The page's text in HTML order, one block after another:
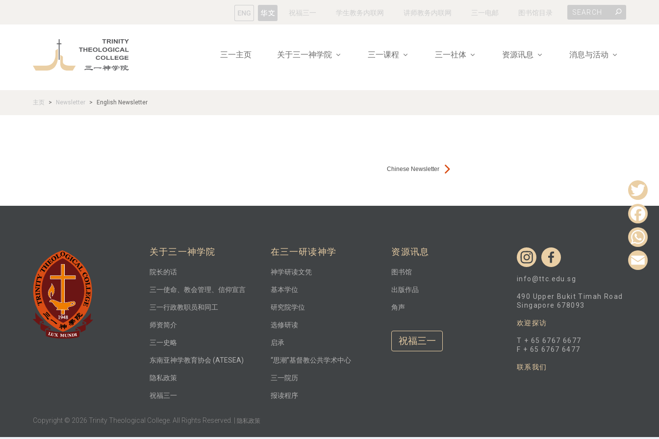
祝福三一 学生教务内联网 讲师教务内联网 三一电邮 图书馆目录
三一主页 关于三一神学院 三一课程 三一社体 资源讯息 消息与活动
主页 > Newsletter > English Newsletter
Chinese Newsletter
关于三一神学院
院长的话
三一使命、教会管理、信仰宣言
三一行政教职员和同工
师资简介
三一史略
东南亚神学教育协会 (ATESEA)
隐私政策
祝福三一
在三一研读神学
神学研读文凭
基本学位
研究院学位
选修研读
启承
“思潮”基督教公共学术中心
三一院历
报读程序
资源讯息
图书馆
出版作品
角声
祝福三一
info@ttc.edu.sg
490 Upper Bukit Timah Road
Singapore 678093
欢迎探访
T + 65 6767 6677
F + 65 6767 6477
联系我们
Copyright © 2026 Trinity Theological College. All Rights Reserved. |隐私政策
T
w
t
F
a
W